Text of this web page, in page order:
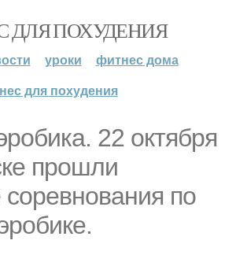
ДЛЯ ПОХУДЕНИЯ
уроки
фитнес дома
для похудения
22 октября
прошли
по